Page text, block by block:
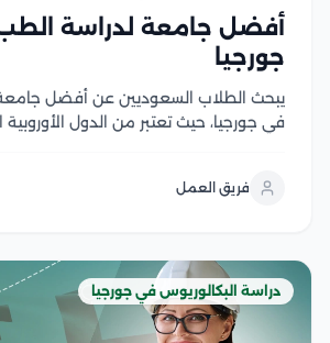
أفضل جامعة لدراسة
جورجيا
يبحث الطلاب السعوديين عن أفضل
في جورجيا، حيث تعتبر من الدول
يمكن الطلاب من دراسة...
فريق العمل
دراسة البكالوريوس في جورجيا